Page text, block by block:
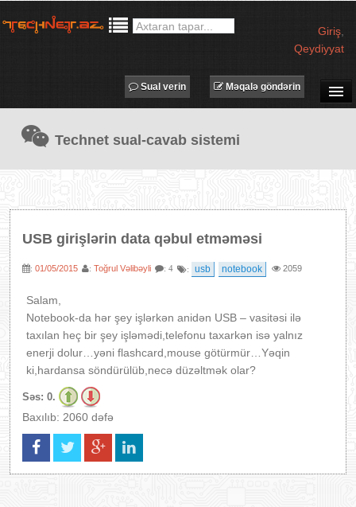
Giriş
Qeydiyyat
TECHNET TV
MƏQALƏLƏR
PROQRAMLAR
AVADANLIQLAR
XƏBƏRLƏR
Məqalə göndərin
Sual verin
Technet sual-cavab sistemi
USB girişlərin data qəbul etməməsi
: 01/05/2015 : Toğrul Vəlibəyli : 4 : usb notebook 2059
Salam,
Notebook-da hər şey işlərkən anidən USB – vasitəsi ilə
taxılan heç bir şey işləmədi,telefonu taxarkən isə yalnız
enerji dolur…yəni flashcard,mouse götürmür…Yəqin
ki,hardansa söndürülüb,necə düzəltmək olar?
Səs: 0.
Baxılıb: 2060 dəfə